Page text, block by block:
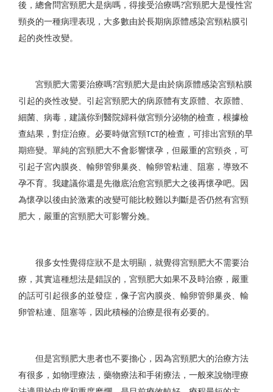
後，總會問宮頸肥大是病嗎，得接受治療嗎?宮頸肥大是慢性宮
頸炎的一種病理表現，大多數由於長期病原體感染宮頸粘膜引
起的炎性改變。
宮頸肥大需要治療嗎?宮頸肥大是由於病原體感染宮頸粘膜
引起的炎性改變。引起宮頸肥大的病原體有支原體、衣原體、
細菌、病毒，建議你到醫院婦科做宮頸分泌物的檢查，根據檢
查結果，對症治療。必要時做宮頸TCT的檢查，可排出宮頸的早
期癌變。單純的宮頸肥大不會影響懷孕，但嚴重的宮頸炎，可
引起子宮內膜炎、輸卵管卵巢炎、輸卵管粘連、阻塞，導致不
孕不育。我建議你還是先徹底治愈宮頸肥大之後再懷孕吧。因
為懷孕以後由於激素的改變可能比較難以判斷是否仍然有宮頸
肥大，嚴重的宮頸肥大可影響分娩。
很多女性覺得症狀不是太明顯，就覺得宮頸肥大不需要治
療，其實這種想法是錯誤的，宮頸肥大如果不及時治療，嚴重
的話可引起很多的並發症，像子宮內膜炎、輸卵管卵巢炎、輸
卵管粘連、阻塞等，因此積極的治療是很有必要的。
但是宮頸肥大患者也不要擔心，因為宮頸肥大的治療方法
有很多，如物理療法，藥物療法和手術療法，一般來說物理療